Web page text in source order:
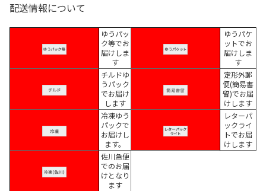
配送情報について
ゆうパッ
ク等でお
届けしま
す
ゆうパケ
ットでお
届けしま
す
チルドゆ
うパック
でお届け
します
定形外郵
便(簡易書
留)でお届
けします
冷凍ゆう
パックで
お届けし
ます。
レターパ
ックライ
トでお届
けします
佐川急便
でのお届
けとなり
ます